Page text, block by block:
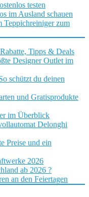
testen
im Ausland schauen
Teppichreiniger zum
Tipps & Deals
Designer Outlet im
schützt du deinen
und Gratisprodukte
im Überblick
Delonghi
Preise und ein
2026
ab 2026 ?
an den Feiertagen